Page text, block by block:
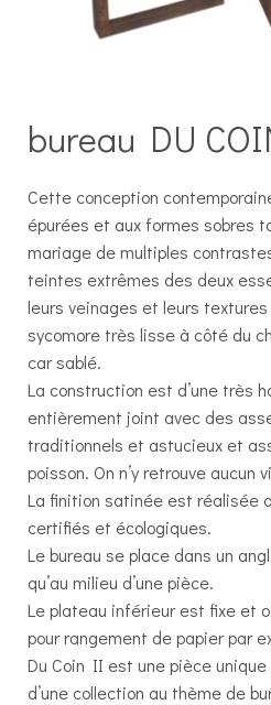
bureau DU
Cette conception
épurées et aux formes sobres
mariage de multiples
teintes extrêmes des deux
leurs veinages et leurs textures
sycomore très lisse à côté du
car sablé.
La construction est d’une très
entièrement joint avec des
traditionnels et astucieux et
poisson. On n’y retrouve aucun
La finition satinée est réalisée
certifiés et écologiques.
Le bureau se place dans un
qu’au milieu d’une pièce.
Le plateau inférieur est fixe et
pour rangement de papier par
Du Coin II est une pièce
d’une collection au thème de